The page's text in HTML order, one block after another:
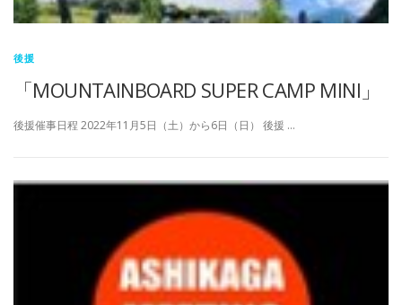
後援
「MOUNTAINBOARD SUPER CAMP MINI」
後援催事日程 2022年11月5日（土）から6日（日） 後援 …